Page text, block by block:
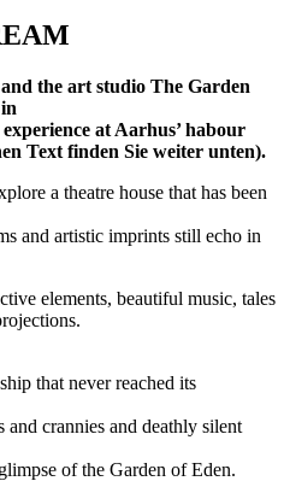
the art studio The Garden
at Aarhus’ habour
Text finden Sie weiter unten).
a theatre house that has been
and artistic imprints still echo in
elements, beautiful music, tales
that never reached its
and crannies and deathly silent
of the Garden of Eden.